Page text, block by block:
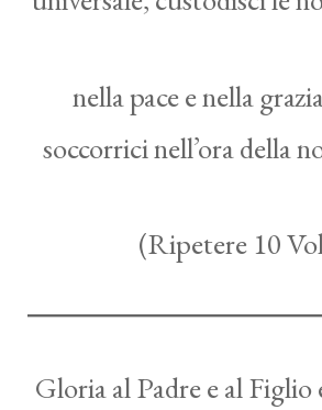
nella pace e nella
soccorrici nell’ora della
(Ripetere 10
Gloria al Padre e al